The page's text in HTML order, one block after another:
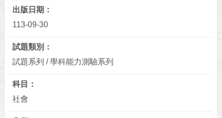
出版日期
113-09-30
試題類別
試題系列 / 學科能力測驗系列
科目
社會